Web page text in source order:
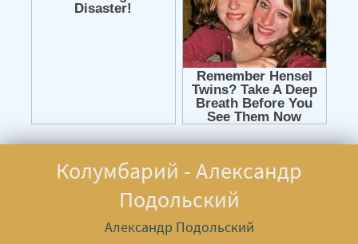
Колумбарий - Александр
Подольский
Александр Подольский